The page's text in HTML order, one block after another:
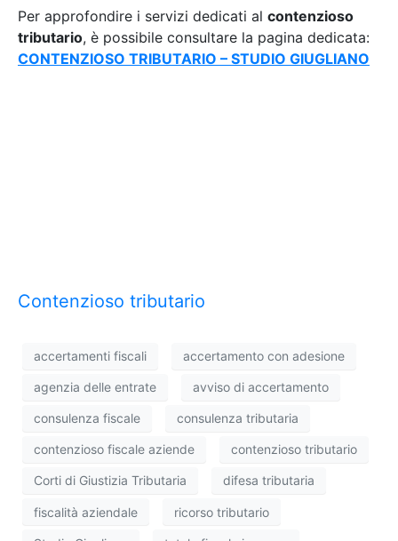
Per approfondire i servizi dedicati al contenzioso
tributario, è possibile consultare la pagina dedicata:
CONTENZIOSO TRIBUTARIO – STUDIO GIUGLIANO
Contenzioso tributario
accertamenti fiscali accertamento con adesione
agenzia delle entrate avviso di accertamento
consulenza fiscale consulenza tributaria
contenzioso fiscale aziende contenzioso tributario
Corti di Giustizia Tributaria difesa tributaria
fiscalità aziendale ricorso tributario